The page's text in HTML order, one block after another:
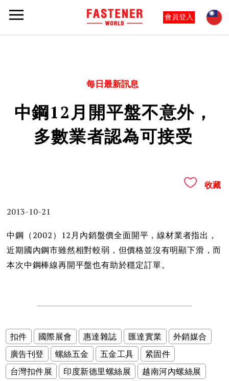
會員登入
每日最新訊息
中鋼12月開平盤不意外，
多數業者認為可接受
收藏
2013-10-21
中鋼（2002）12月內銷盤價全面開平，線材業者指出，
近期國內鋼市雖然相對較弱，但價格並沒有明顯下滑，而
本次中鋼棒線再開平盤也有助於穩定訂單。
扣件 國際展會 惠達雜誌 匯達實業
外銷媒合
廣告刊登
螺絲五金 五金工具
紧固件
台灣扣件展
印度新德里螺絲展
越南河內螺絲展